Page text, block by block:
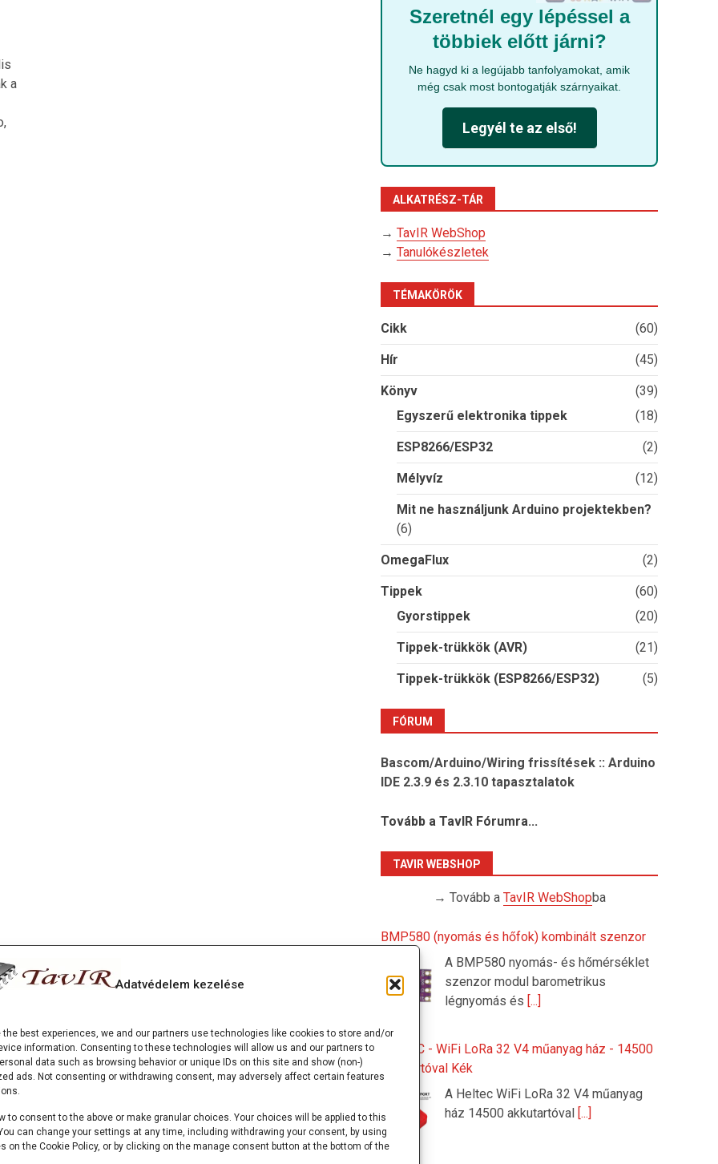
Adatvédelem kezelése
the best experiences, we and our partners use technologies like cookies to store and/or
information. Consenting to these technologies will allow us and our partners to
data such as browsing behavior or unique IDs on this site and show (non-)
ads. Not consenting or withdrawing consent, may adversely affect certain features
to consent to the above or make granular choices. Your choices will be applied to this
can change your settings at any time, including withdrawing your consent, by using
on the Cookie Policy, or by clicking on the manage consent button at the bottom of the
a
Szeretnél egy lépéssel a
többiek előtt járni?
Ne hagyd ki a legújabb tanfolyamokat, amik
még csak most bontogatják szárnyaikat.
Legyél te az első!
ALKATRÉSZ-TÁR
→TavIR WebShop
→Tanulókészletek
TÉMAKÖRÖK
Cikk (60)
Hír (45)
Könyv
(39)
Egyszerű elektronika tippek
(18)
ESP8266/ESP32 (2)
Mélyvíz (12)
Mit ne használjunk Arduino projektekben?
(6)
OmegaFlux (2)
Tippek
(60)
Gyorstippek
(20)
Tippek-trükkök (AVR) (21)
Tippek-trükkök (ESP8266/ESP32) (5)
FÓRUM
Bascom/Arduino/Wiring frissítések :: Arduino
IDE 2.3.9 és 2.3.10 tapasztalatok
Tovább a TavIR Fórumra...
TAVIR WEBSHOP
→ Tovább a TavIR WebShopba
BMP580 (nyomás és hőfok) kombinált szenzor
A BMP580 nyomás- és hőmérséklet
szenzor modul barometrikus
légnyomás és [...]
HELTEC - WiFi LoRa 32 V4 műanyag ház - 14500
akkutartóval Kék
A Heltec WiFi LoRa 32 V4 műanyag
ház 14500 akkutartóval
[...]